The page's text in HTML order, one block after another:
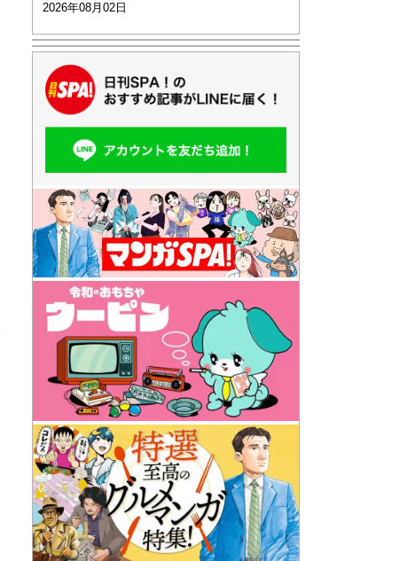
2026年08月02日